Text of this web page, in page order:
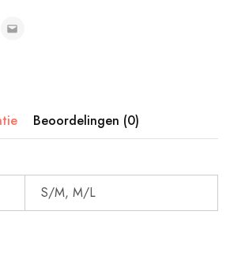
Beoordelingen (0)
S/M, M/L